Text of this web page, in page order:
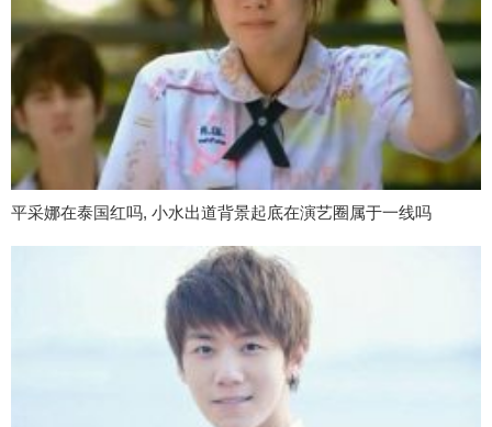
平采娜在泰国红吗, 小水出道背景起底在演艺圈属于一线吗